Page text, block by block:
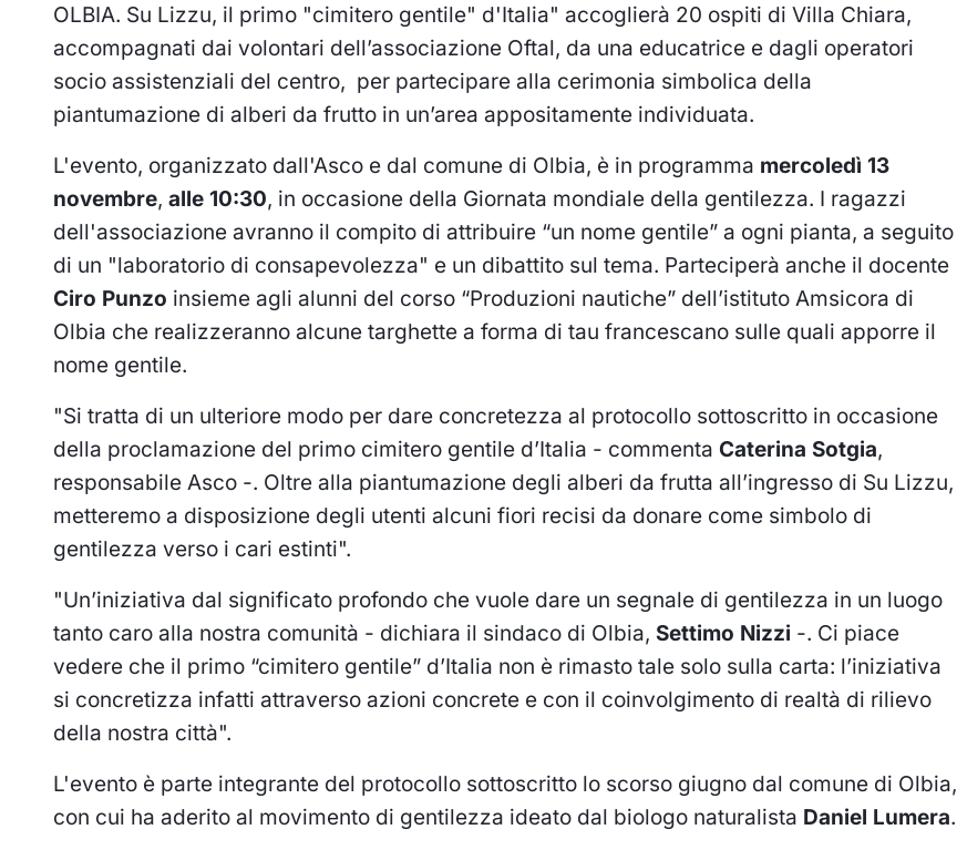
OLBIA. Su Lizzu, il primo "cimitero gentile" d'Italia" accoglierà 20 ospiti di Villa Chiara,
accompagnati dai volontari dell’associazione Oftal, da una educatrice e dagli operatori
socio assistenziali del centro, per partecipare alla cerimonia simbolica della
piantumazione di alberi da frutto in un’area appositamente individuata.
L'evento, organizzato dall'Asco e dal comune di Olbia, è in programma mercoledì 13
novembre, alle 10:30, in occasione della Giornata mondiale della gentilezza. I ragazzi
dell'associazione avranno il compito di attribuire “un nome gentile” a ogni pianta, a seguito
di un "laboratorio di consapevolezza" e un dibattito sul tema. Parteciperà anche il docente
Ciro Punzo insieme agli alunni del corso “Produzioni nautiche” dell’istituto Amsicora di
Olbia che realizzeranno alcune targhette a forma di tau francescano sulle quali apporre il
nome gentile.
"Si tratta di un ulteriore modo per dare concretezza al protocollo sottoscritto in occasione
della proclamazione del primo cimitero gentile d’Italia - commenta Caterina Sotgia,
responsabile Asco -. Oltre alla piantumazione degli alberi da frutta all’ingresso di Su Lizzu,
metteremo a disposizione degli utenti alcuni fiori recisi da donare come simbolo di
gentilezza verso i cari estinti".
"Un’iniziativa dal significato profondo che vuole dare un segnale di gentilezza in un luogo
tanto caro alla nostra comunità - dichiara il sindaco di Olbia, Settimo Nizzi -. Ci piace
vedere che il primo “cimitero gentile” d’Italia non è rimasto tale solo sulla carta: l’iniziativa
si concretizza infatti attraverso azioni concrete e con il coinvolgimento di realtà di rilievo
della nostra città".
L'evento è parte integrante del protocollo sottoscritto lo scorso giugno dal comune di Olbia,
con cui ha aderito al movimento di gentilezza ideato dal biologo naturalista Daniel Lumera.